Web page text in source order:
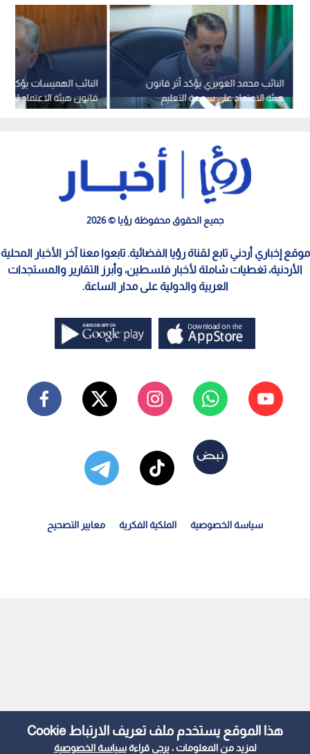
هذا الموقع يستخدم ملف تعريف الارتباط Cookie
لمزيد من المعلومات ، يرجى قراءةسياسة الخصوصية
النائب الهميسات يؤكد
قانون هيئة الاعتماد
والتدريب
النائب محمد الغويري يؤكد أثر قانون
هيئة الاعتماد على سمعة التعليم
الأردني
جميع الحقوق محفوظة رؤيا © 2026
موقع إخباري أردني تابع لقناة رؤيا الفضائية. تابعوا معنا آخر الأخبار المحلية
الأردنية، تغطيات شاملة لأخبار فلسطين، وأبرز التقارير والمستجدات
العربية والدولية على مدار الساعة.
سياسة الخصوصية الملكية الفكرية معايير التصحيح